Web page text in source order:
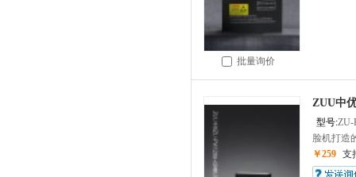
批量询价
ZUU中
型号:ZU-
脸机打造
￥259 支